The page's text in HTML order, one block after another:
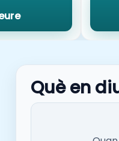
Què en